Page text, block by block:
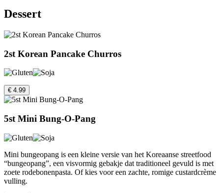
Dessert
2st Korean Pancake Churros
€ 4.99
5st Mini Bung-O-Pang
Mini bungeopang is een kleine versie van het Koreaanse streetfood
“bungeopang”, een visvormig gebakje dat traditioneel gevuld is met
zoete rodebonenpasta. Of kies voor een zachte, romige custardcrème
vulling.